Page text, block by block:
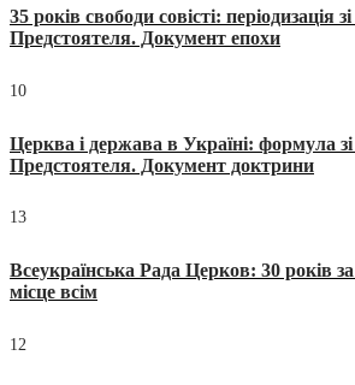
35 років свободи совісті: періодизація
Предстоятеля. Документ епохи
10
Церква і держава в Україні: формула
Предстоятеля. Документ доктрини
13
Всеукраїнська Рада Церков: 30 років
місце всім
12